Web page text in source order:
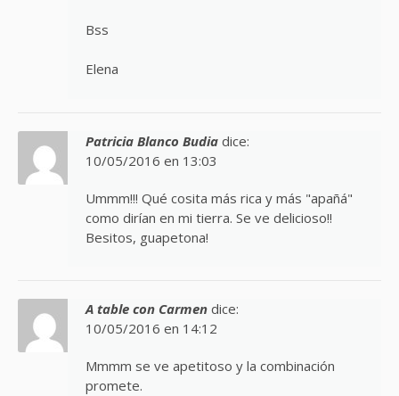
Bss
Elena
Patricia Blanco Budia dice:
10/05/2016 en 13:03
Ummm!!! Qué cosita más rica y más "apañá"
como dirían en mi tierra. Se ve delicioso!!
Besitos, guapetona!
A table con Carmen dice:
10/05/2016 en 14:12
Mmmm se ve apetitoso y la combinación
promete.